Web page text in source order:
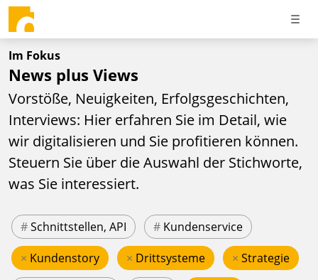
Im Fokus
News plus Views
Vorstöße, Neuigkeiten, Erfolgsgeschichten,
Interviews: Hier erfahren Sie im Detail, wie
wir digitalisieren und Sie profitieren können.
Steuern Sie über die Auswahl der Stichworte,
was Sie interessiert.
#Schnittstellen, API # Kundenservice
× Kundenstory × Drittsysteme × Strategie